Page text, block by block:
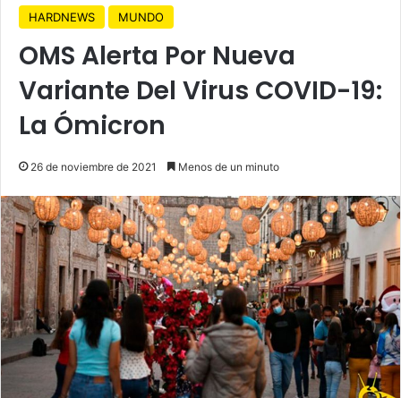
HARDNEWS MUNDO
OMS Alerta Por Nueva
Variante Del Virus COVID-19:
La Ómicron
26 de noviembre de 2021 Menos de un minuto